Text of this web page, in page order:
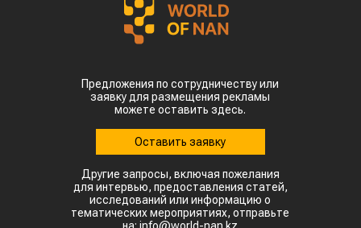
Предложения по сотрудничеству или
заявку для размещения рекламы
можете оставить здесь.
Оставить заявку
Другие запросы, включая пожелания
для интервью, предоставления статей,
исследований или информацию о
тематических мероприятиях, отправьте
на: info@world-nan.kz